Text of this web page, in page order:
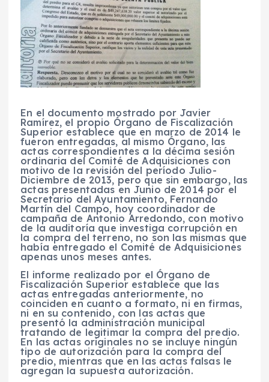
En el documento mostrado por Javier
Ramírez, el propio Órgano de Fiscalización
Superior establece que en marzo de 2014 le
fueron entregadas, al mismo Órgano, las
actas correspondientes a la décima sesión
ordinaria del Comité de Adquisiciones con
motivo de la revisión del período Julio-
Diciembre de 2013, pero que sin embargo, las
actas presentadas en Junio de 2014 por el
Secretario del Ayuntamiento, Fernando
Martín del Campo, hoy coordinador de
campaña de Antonio Arredondo, con motivo
de la auditoría que investiga corrupción en
la compra del terreno, no son las mismas que
había entregado el Comité de Adquisiciones
apenas unos meses antes.
El informe realizado por el Órgano de
Fiscalización Superior establece que las
actas entregadas anteriormente, no
coinciden en cuanto a formato, ni en firmas,
ni en su contenido, con las actas que
presentó la administración municipal
tratando de legitimar la compra del predio.
En las actas originales no se incluye ningún
tipo de autorización para la compra del
predio, mientras que en las actas falsas le
agregan la supuesta autorización.